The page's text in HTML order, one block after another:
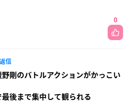
0
返信
剛のバトルアクションがかっこい
後まで集中して観られる